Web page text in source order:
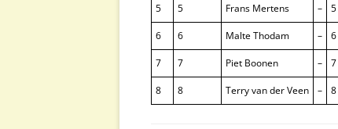
5 5 Frans Mertens – 5
6 6 Malte Thodam – 6
7 7 Piet Boonen – 7
8 8 Terry van der Veen – 8